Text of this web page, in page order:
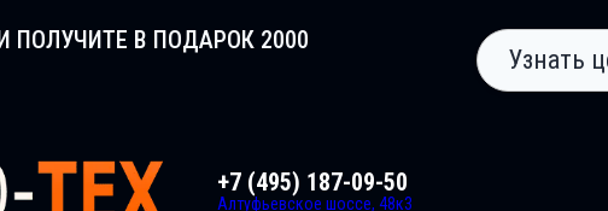
ПОЛУЧИТЕ В ПОДАРОК 2000
Узнать
+7 (495) 187-09-50
Алтуфьевское шоссе, 48к3